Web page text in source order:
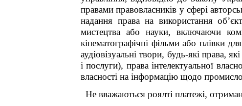
правами правовласників у сфері
надання права на використання
мистецтва або науки, включаючи
кінематографічні фільми або плівки
аудіовізуальні твори, будь-які права,
і послуги), права інтелектуальної
власності на інформацію щодо
Не вважаються роялті платежі,